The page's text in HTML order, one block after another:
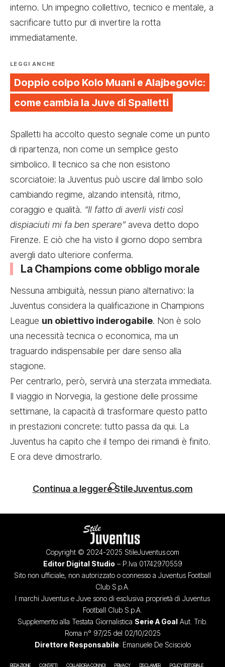
interno. Un impegno collettivo, tecnico e mentale, a
sacrificare tutto pur di invertire la rotta
immediatamente.
LEGGI ANCHE
Doppio colpo Kolo Muani e Alajbegovic:
come cambia la Juve di Spalletti
Spalletti ha accolto questo segnale come un punto
di ripartenza, non come un semplice gesto
simbolico. Il tecnico sa che non esistono
scorciatoie: la Juventus può uscire dal limbo solo
cambiando regime, alzando intensità, ritmo,
coraggio e qualità. “Il fatto di averli visti così
dispiaciuti mi fa ben sperare”aveva detto dopo
Firenze. E ciò che ha visto il giorno dopo sembra
avergli dato ulteriore conferma.
La Champions come obbligo morale
Nessuna ambiguità, nessun piano alternativo: la
Juventus considera la qualificazione in Champions
League un obiettivo inderogabile. Non è solo
una necessità tecnica o economica, ma un
traguardo indispensabile per dare senso alla
stagione.
Per centrarlo, però, servirà una sterzata immediata.
Il viaggio in Norvegia, la gestione delle prossime
settimane, la capacità di trasformare questo patto
in prestazioni concrete: tutto passa da qui. La
Juventus ha capito che il tempo dei rimandi è finito.
E ora deve dimostrarlo.
Continua a leggere StileJuventus.com
Copyright © 2024-2025 StileJuventus.com
Editor Digital Studio – P.Iva 01742970559
Sito non ufficiale, non autorizzato o connesso a Juventus Football
Club S.p.A.
I marchi Juventus e Juve sono di esclusiva proprietà di Juventus
Football Club S.p.A.
Supplemento alla Testata Giornalistica Serie A Goal Aut. Trib.
Roma n° 97/25 del 02/10/2025
Direttore Responsabile: Emanuele De Scisciolo
REDAZIONE CONTATTI COLLABORA CON NOI PRIVACY DISCLAIMER POLICY EDITORIALE